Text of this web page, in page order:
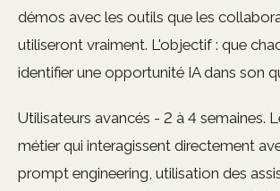
démos avec les outils que les
utiliseront vraiment. L'objectif : que
identifier une opportunité IA dans son
Utilisateurs avancés - 2 à 4 semaines.
métier qui interagissent directement
prompt engineering, utilisation des